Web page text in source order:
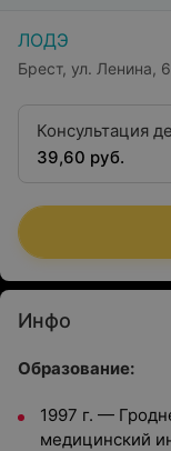
ЛОДЭ
Брест, ул. Ленина,
Консультация
39,60 руб.
Инфо
Образование:
1997 г. —
медицинский